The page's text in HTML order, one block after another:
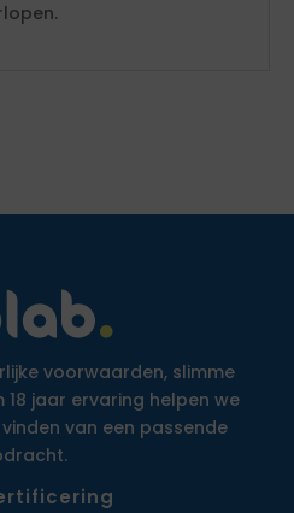
voorwaarden, slimme
jaar ervaring helpen we
van een passende